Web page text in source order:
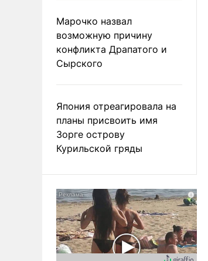
Марочко назвал
возможную причину
конфликта Драпатого и
Сырского
Япония отреагировала на
планы присвоить имя
Зорге острову
Курильской гряды